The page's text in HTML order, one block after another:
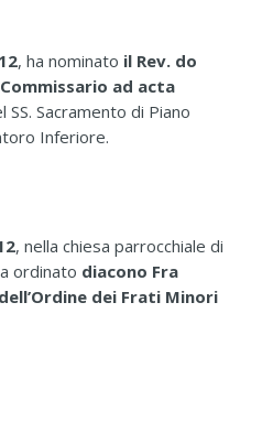
, ha nominato il Rev. do
ad acta
Sacramento di Piano
Inferiore.
, nella chiesa parrocchiale di
ordinato diacono Fra
dei Frati Minori